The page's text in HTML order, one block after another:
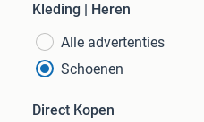
Kleding | Heren
Alle advertenties
Schoenen
Direct Kopen